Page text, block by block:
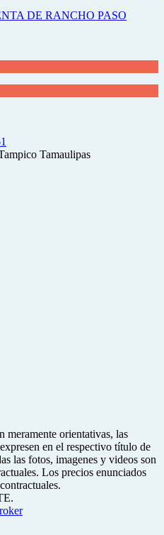
DE RANCHO PASO
Tamaulipas
meramente orientativas, las
en el respectivo título de
las fotos, imagenes y videos son
Los precios enunciados